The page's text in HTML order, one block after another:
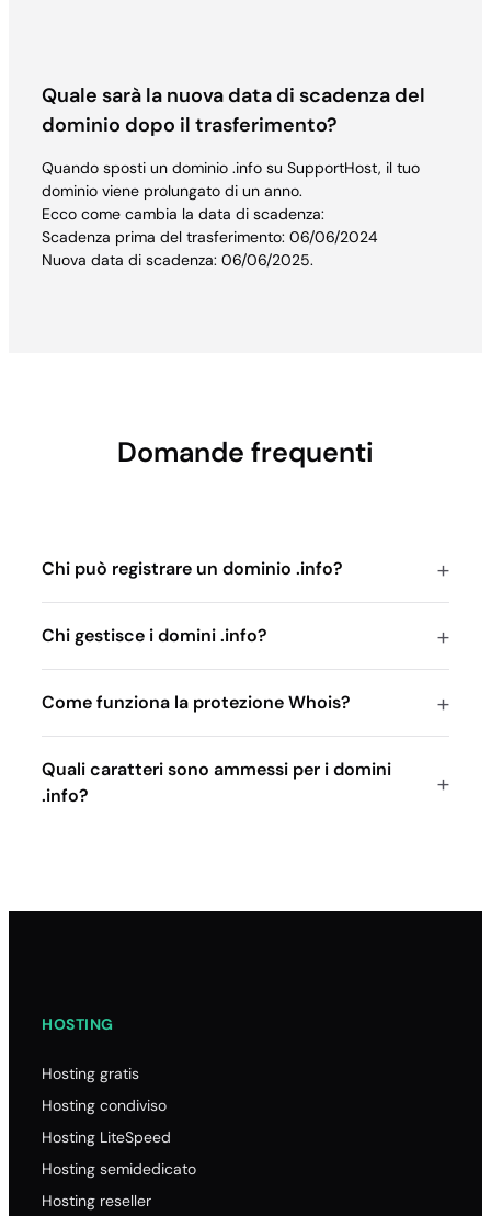
Quale sarà la nuova data di scadenza del
dominio dopo il trasferimento?
Quando sposti un dominio .info su SupportHost, il tuo
dominio viene prolungato di un anno.
Ecco come cambia la data di scadenza:
Scadenza prima del trasferimento: 06/06/2024
Nuova data di scadenza: 06/06/2025.
Domande frequenti
Chi può registrare un dominio .info?
Chi gestisce i domini .info?
Come funziona la protezione Whois?
Quali caratteri sono ammessi per i domini
.info?
HOSTING
Hosting gratis
Hosting condiviso
Hosting LiteSpeed
Hosting semidedicato
Hosting reseller